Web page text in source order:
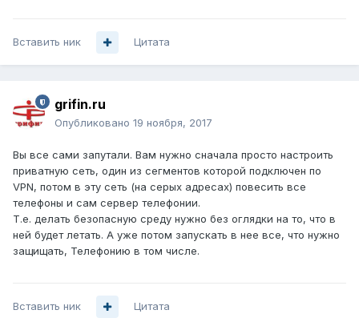
Вставить ник Цитата
grifin.ru
Опубликовано 19 ноября, 2017
Вы все сами запутали. Вам нужно сначала просто настроить
приватную сеть, один из сегментов которой подключен по
VPN, потом в эту сеть (на серых адресах) повесить все
телефоны и сам сервер телефонии.
Т.е. делать безопасную среду нужно без оглядки на то, что в
ней будет летать. А уже потом запускать в нее все, что нужно
защищать, Телефонию в том числе.
Вставить ник Цитата